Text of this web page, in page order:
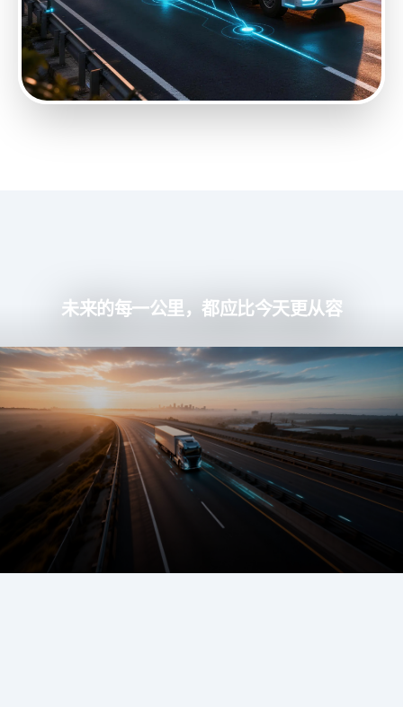
未来的每一公里，都应比今天更从容